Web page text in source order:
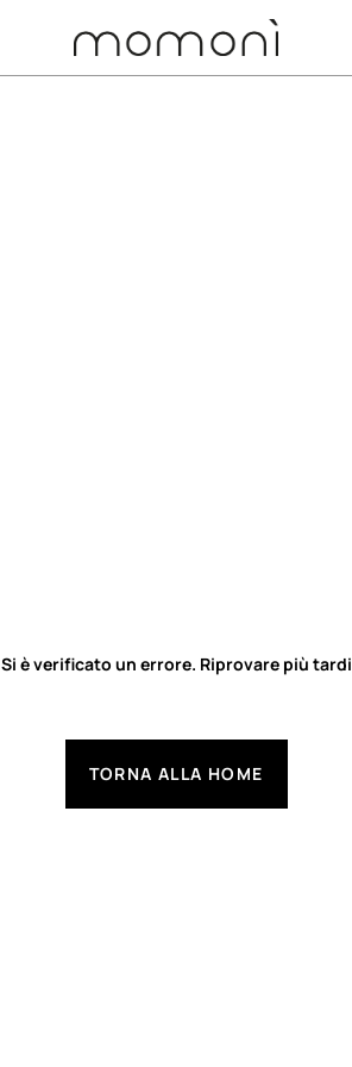
Si è verificato un errore. Riprovare più tardi
TORNA ALLA HOME